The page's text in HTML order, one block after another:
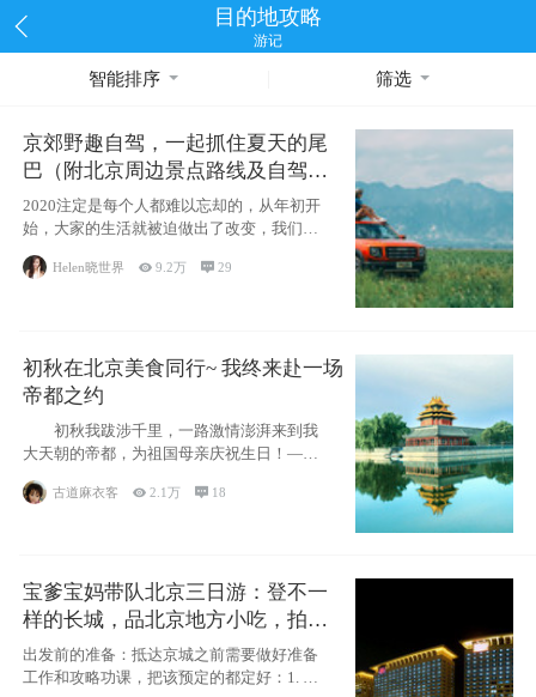
目的地攻略
游记
智能排序 筛选
京郊野趣自驾，一起抓住夏天的尾
巴（附北京周边景点路线及自驾攻
略）
2020注定是每个人都难以忘却的，从年初开
始，大家的生活就被迫做出了改变，我们也
不例外。本来双双辞职是为
Helen晓世界 9.2万 29
初秋在北京美食同行~ 我终来赴一场
帝都之约
初秋我跋涉千里，一路激情澎湃来到我
大天朝的帝都，为祖国母亲庆祝生日！——
古道麻衣客 2.1万  18
宝爹宝妈带队北京三日游：登不一
样的长城，品北京地方小吃，拍盘
古七星夜景！
出发前的准备：抵达京城之前需要做好准备
工作和攻略功课，把该预定的都定好：1. 酒